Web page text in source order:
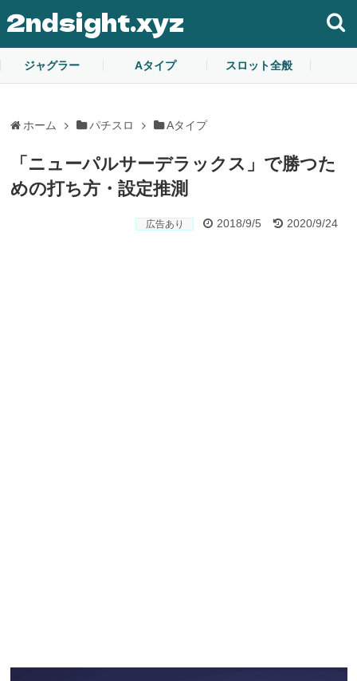
2ndsight.xyz
ジャグラー Aタイプ スロット全般
ホーム パチスロ Aタイプ
「ニューパルサーデラックス」で勝つた
めの打ち方・設定推測
広告あり 2018/9/5 2020/9/24